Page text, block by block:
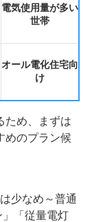
電気使用量が多い
世帯
オール電化住宅向
け
ため、まずは
めのプラン候
少なめ～普通
「従量電灯